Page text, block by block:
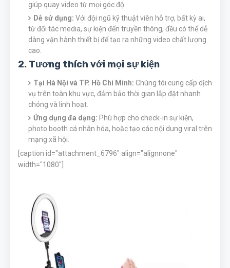
giúp quay video từ mọi góc độ.
Dễ sử dụng: Với đội ngũ kỹ thuật viên hỗ trợ, bất kỳ ai,
từ đối tác media, sự kiện đến truyền thông, đều có thể dễ
dàng vận hành thiết bị để tạo ra những video chất lượng
cao.
2. Tương thích với mọi sự kiện
Tại Hà Nội và TP. Hồ Chí Minh: Chúng tôi cung cấp dịch
vụ trên toàn khu vực, đảm bảo thời gian lắp đặt nhanh
chóng và linh hoạt.
Ứng dụng đa dạng: Phù hợp cho check-in sự kiện,
photo booth cá nhân hóa, hoặc tạo các nội dung viral trên
mạng xã hội.
[caption id="attachment_6796" align="alignnone"
width="1080"]